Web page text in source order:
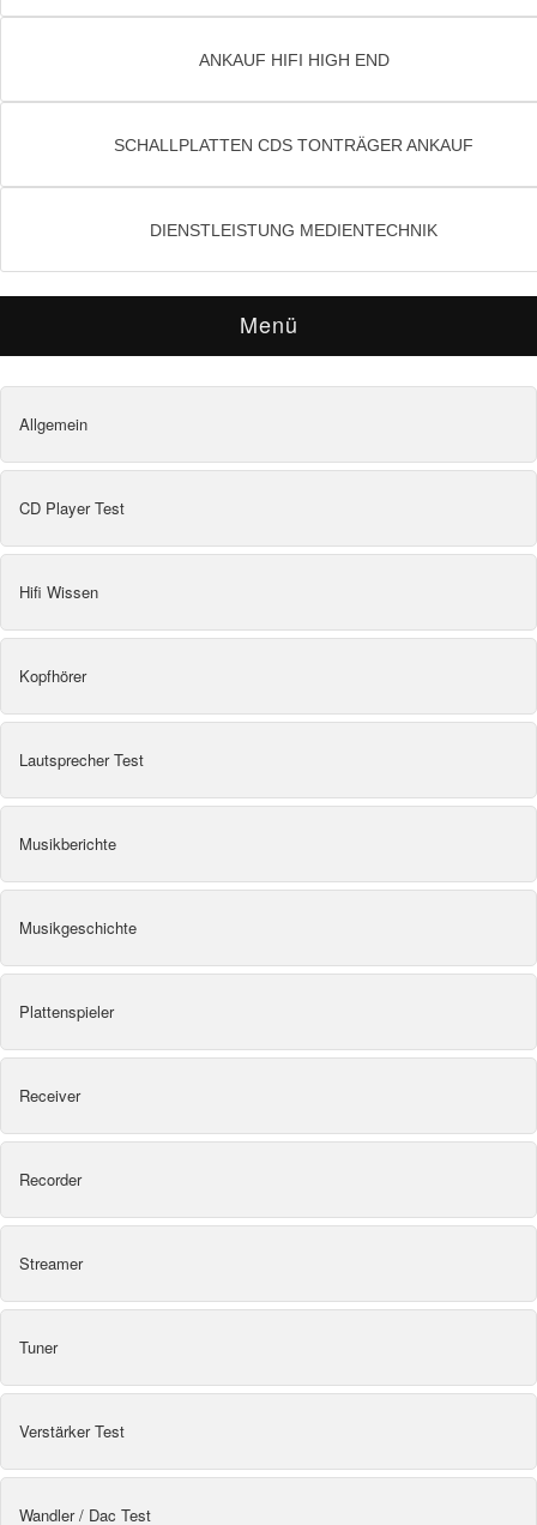
ANKAUF HIFI HIGH END
SCHALLPLATTEN CDS TONTRÄGER ANKAUF
DIENSTLEISTUNG MEDIENTECHNIK
Menü
Allgemein
CD Player Test
Hifi Wissen
Kopfhörer
Lautsprecher Test
Musikberichte
Musikgeschichte
Plattenspieler
Receiver
Recorder
Streamer
Tuner
Verstärker Test
Wandler / Dac Test